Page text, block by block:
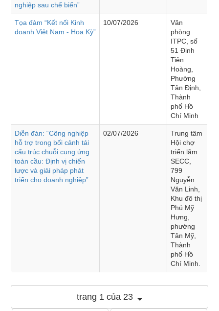
nghiệp sau chế biến”
Tọa đàm “Kết nối Kinh
doanh Việt Nam - Hoa Kỳ”
10/07/2026
Văn
phòng
ITPC, số
51 Đinh
Tiên
Hoàng,
Phường
Tân Định,
Thành
phố Hồ
Chí Minh
Diễn đàn: “Công nghiệp
hỗ trợ trong bối cảnh tái
cấu trúc chuỗi cung ứng
toàn cầu: Định vị chiến
lược và giải pháp phát
triển cho doanh nghiệp”
02/07/2026
Trung tâm
Hội chợ
triển lãm
SECC,
799
Nguyễn
Văn Linh,
Khu đô thị
Phú Mỹ
Hưng,
phường
Tân Mỹ,
Thành
phố Hồ
Chí Minh.
trang 1 của 23